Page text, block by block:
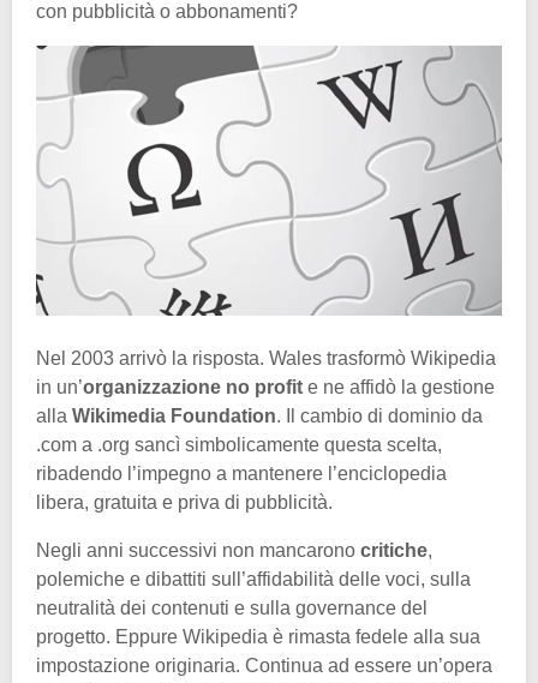
con pubblicità o abbonamenti?
Nel 2003 arrivò la risposta. Wales trasformò Wikipedia
in un’organizzazione no profit e ne affidò la gestione
alla Wikimedia Foundation. Il cambio di dominio da
.com a .org sancì simbolicamente questa scelta,
ribadendo l’impegno a mantenere l’enciclopedia
libera, gratuita e priva di pubblicità.
Negli anni successivi non mancarono critiche,
polemiche e dibattiti sull’affidabilità delle voci, sulla
neutralità dei contenuti e sulla governance del
progetto. Eppure Wikipedia è rimasta fedele alla sua
impostazione originaria. Continua ad essere un’opera